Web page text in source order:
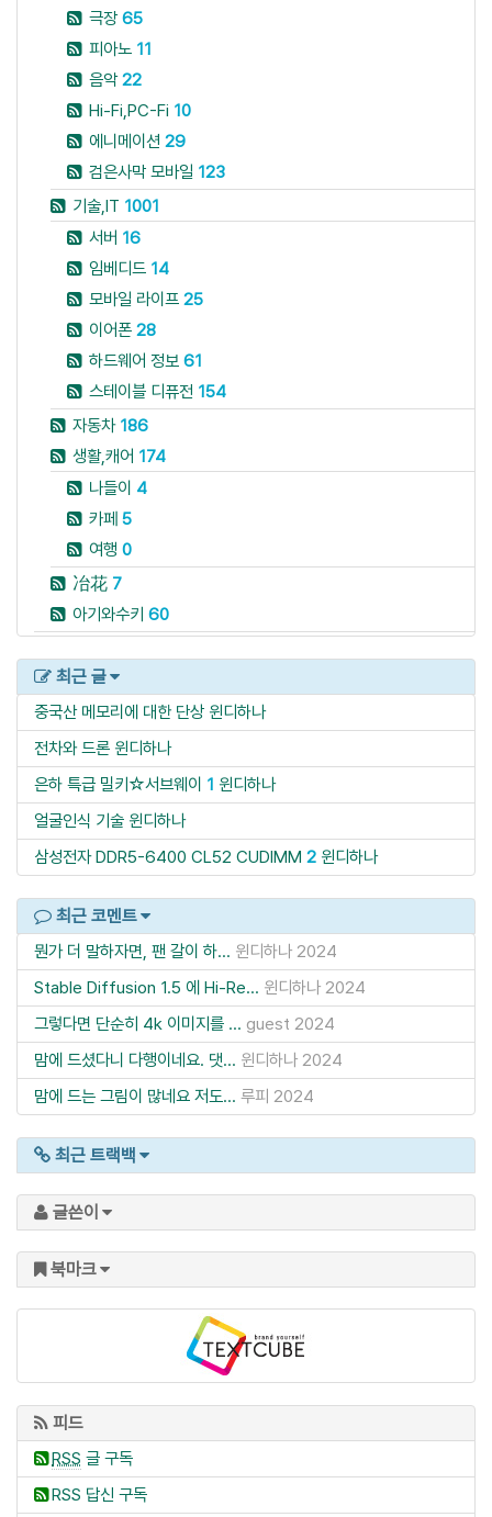
극장65
피아노 11
음악22
Hi-Fi,PC-Fi 10
에니메이션 29
검은사막 모바일 123
기술,IT 1001
서버 16
임베디드 14
모바일 라이프 25
이어폰 28
하드웨어 정보 61
스테이블 디퓨전 154
자동차 186
생활,캐어 174
나들이 4
카페 5
여행 0
冶花 7
아기와수키 60
최근 글
중국산 메모리에 대한 단상 윈디하나
전차와 드론 윈디하나
은하 특급 밀키☆서브웨이 1 윈디하나
얼굴인식 기술 윈디하나
삼성전자 DDR5-6400 CL52 CUDIMM 2 윈디하나
최근 코멘트
뭔가 더 말하자면, 팬 갈이 하... 윈디하나 2024
Stable Diffusion 1.5 에 Hi-Re... 윈디하나 2024
그렇다면 단순히 4k 이미지를 ... guest 2024
맘에 드셨다니 다행이네요. 댓... 윈디하나 2024
맘에 드는 그림이 많네요 저도... 루피 2024
최근 트랙백
글쓴이
북마크
피드
RSS 글 구독
RSS 답신 구독